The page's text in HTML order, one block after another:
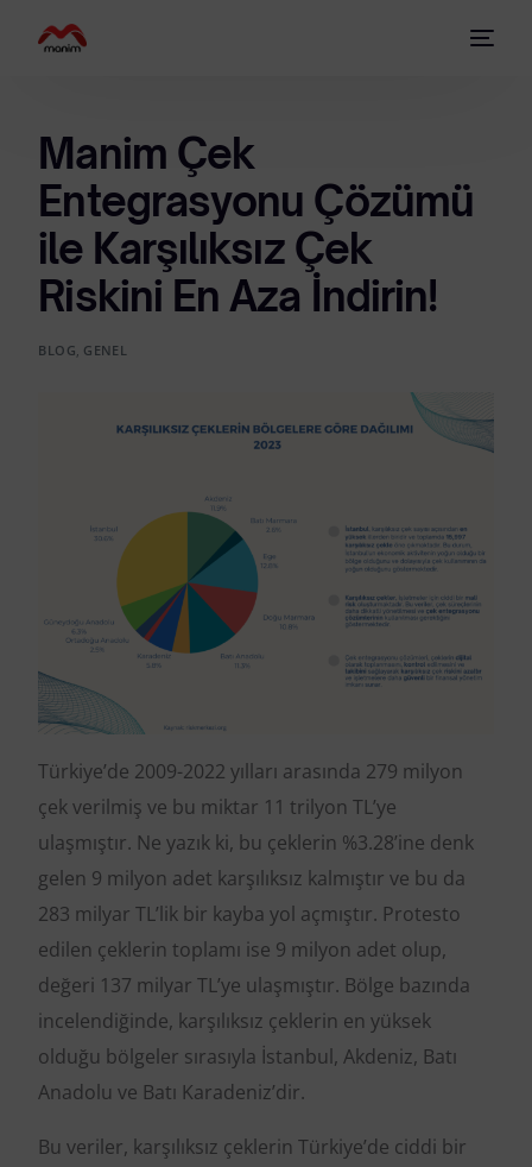
Manim Çek
Entegrasyonu Çözümü
ile Karşılıksız Çek
Riskini En Aza İndirin!
BLOG, GENEL
Türkiye’de 2009-2022 yılları arasında 279 milyon
çek verilmiş ve bu miktar 11 trilyon TL’ye
ulaşmıştır. Ne yazık ki, bu çeklerin %3.28’ine denk
gelen 9 milyon adet karşılıksız kalmıştır ve bu da
283 milyar TL’lik bir kayba yol açmıştır. Protesto
edilen çeklerin toplamı ise 9 milyon adet olup,
değeri 137 milyar TL’ye ulaşmıştır. Bölge bazında
incelendiğinde, karşılıksız çeklerin en yüksek
olduğu bölgeler sırasıyla İstanbul, Akdeniz, Batı
Anadolu ve Batı Karadeniz’dir.
Bu veriler, karşılıksız çeklerin Türkiye’de ciddi bir